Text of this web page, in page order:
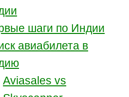
шаги по Индии
авиабилета в
Aviasales vs